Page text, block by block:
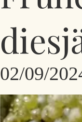
02/09/